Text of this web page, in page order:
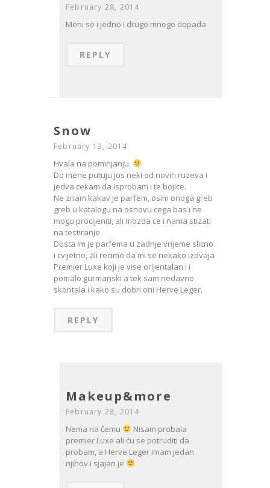
February 28, 2014
Meni se i jedno i drugo mnogo dopada
REPLY
Snow
February 13, 2014
Hvala na pominjanju.
Do mene putuju jos neki od novih ruzeva i
jedva cekam da isprobam i te bojice.
Ne znam kakav je parfem, osim onoga greb
greb u katalogu na osnovu cega bas i ne
mogu procijeniti, ali mozda ce i nama stizati
na testiranje.
Dosta im je parfema u zadnje vrijeme slicno
i cvijetno, ali recimo da mi se nekako izdvaja
Premier Luxe koji je vise orijentalan i i
pomalo gurmanski a tek sam nedavno
skontala i kako su dobri oni Herve Leger.
REPLY
Makeup&more
February 28, 2014
Nema na čemu
Nisam probala
premier Luxe ali ću se potruditi da
probam, a Herve Leger imam jedan
njihov i sjajan je